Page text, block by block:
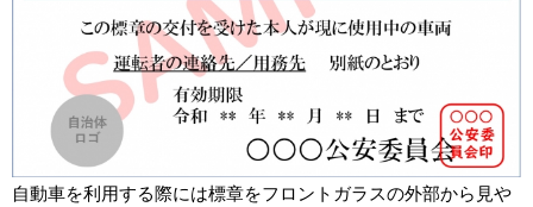
自動車を利用する際には標章をフロントガラスの外部から見や